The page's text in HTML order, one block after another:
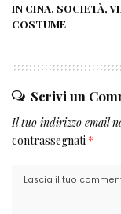
IN CINA. SOCIETÀ,
COSTUME
Scrivi un
Il tuo indirizzo email
contrassegnati *